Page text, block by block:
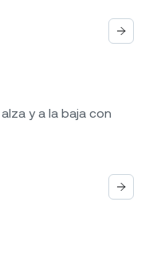
y a la baja con